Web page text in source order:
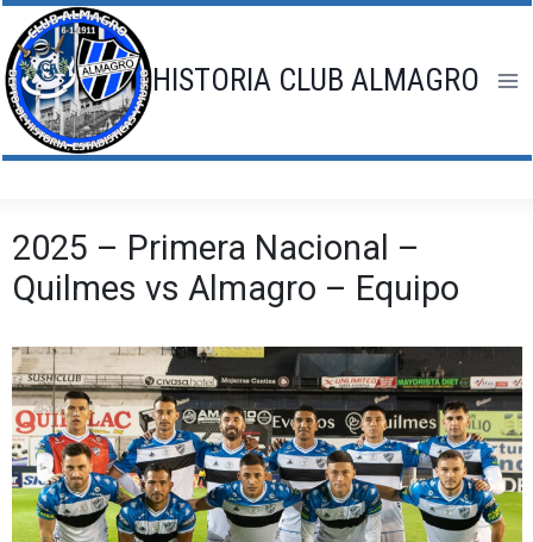
Saltar
al
contenido
HISTORIA CLUB ALMAGRO
2025 – Primera Nacional –
Quilmes vs Almagro – Equipo